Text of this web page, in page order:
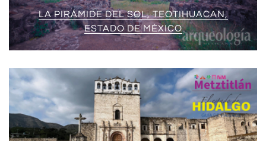
LA PIRÁMIDE DEL SOL, TEOTIHUACAN,
ESTADO DE MÉXICO